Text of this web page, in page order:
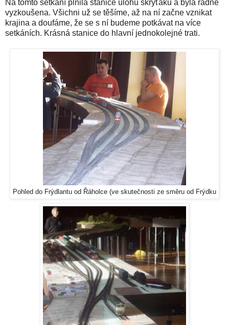
Na tomto setkání plnila stanice úlohu skryťáku a byla řádně
vyzkoušena. Všichni už se těšíme, až na ní začne vznikat
krajina a doufáme, že se s ní budeme potkávat na více
setkáních. Krásná stanice do hlavní jednokolejné trati.
Pohled do Frýdlantu od Řáholce (ve skutečnosti ze směru od Frýdku